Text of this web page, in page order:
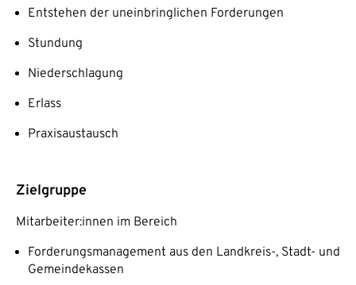
Entstehen der uneinbringlichen Forderungen
Stundung
Niederschlagung
Erlass
Praxisaustausch
Zielgruppe
Mitarbeiter:innen im Bereich
Forderungsmanagement aus den Landkreis-, Stadt- und
Gemeindekassen